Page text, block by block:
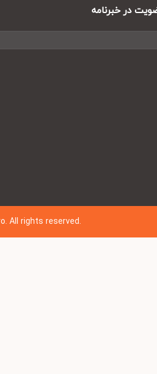
در خبرنامه
All rights reserved.